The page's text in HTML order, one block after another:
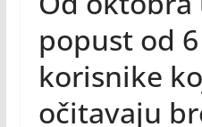
popust od 6
korisnike
očitavaju